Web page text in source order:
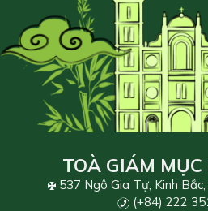
TOÀ GIÁM
537 Ngô Gia Tự, Kinh
(+84) 222